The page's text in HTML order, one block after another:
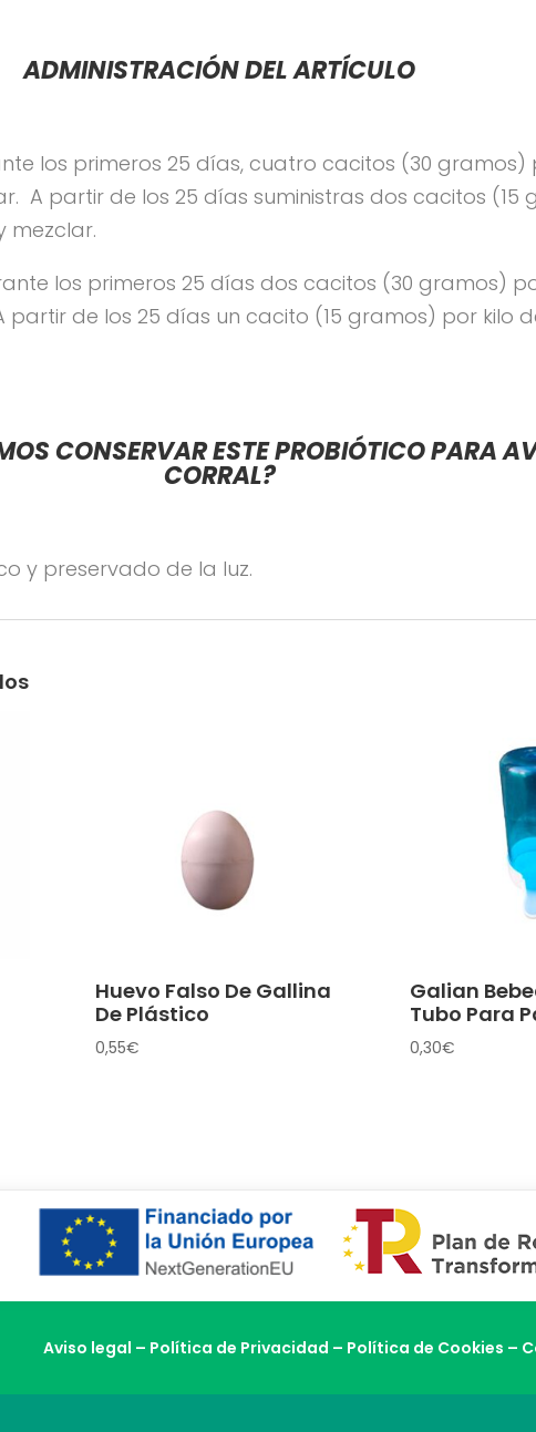
ADMINISTRACIÓN DEL ARTÍCULO
los primeros 25 días, cuatro cacitos (30 gramos)
A partir de los 25 días suministras dos cacitos (15
mezclar.
los primeros 25 días dos cacitos (30 gramos)
partir de los 25 días un cacito (15 gramos) por kilo
CONSERVAR ESTE PROBIÓTICO PARA
CORRAL?
y preservado de la luz.
Huevo Falso De Gallina
De Plástico
0,55€
Galian
Tubo Para
0,30€
Aviso legal – Política de Privacidad – Política de Cookies –